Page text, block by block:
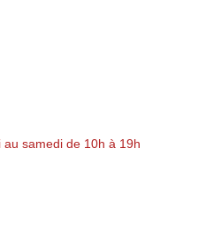
au samedi de 10h à 19h